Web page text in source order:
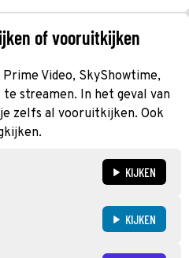
of vooruitkijken
Prime Video, SkyShowtime,
streamen. In het geval van
zelfs al vooruitkijken. Ook
KIJKEN
KIJKEN